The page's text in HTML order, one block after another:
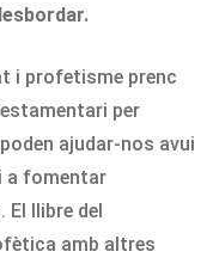
i profetisme prenc
per
ajudar-nos avui
a fomentar
llibre del
amb altres